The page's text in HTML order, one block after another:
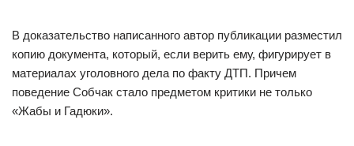
В доказательство написанного автор публикации разместил
копию документа, который, если верить ему, фигурирует в
материалах уголовного дела по факту ДТП. Причем
поведение Собчак стало предметом критики не только
«Жабы и Гадюки».